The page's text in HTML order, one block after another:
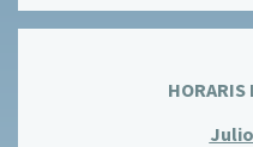
HORARIS